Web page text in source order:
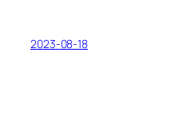
2023-08-18